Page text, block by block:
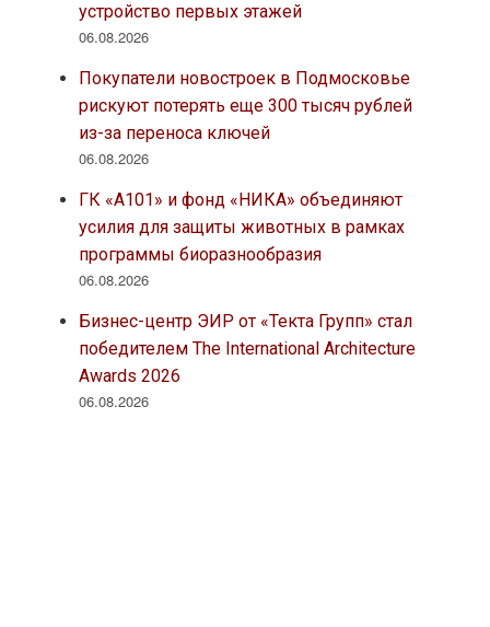
устройство первых этажей
06.08.2026
Покупатели новостроек в Подмосковье
рискуют потерять еще 300 тысяч рублей
из-за переноса ключей
06.08.2026
ГК «А101» и фонд «НИКА» объединяют
усилия для защиты животных в рамках
программы биоразнообразия
06.08.2026
Бизнес-центр ЭИР от «Текта Групп» стал
победителем The International Architecture
Awards 2026
06.08.2026